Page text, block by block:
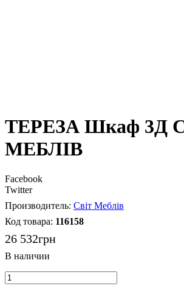
ТЕРЕЗА Шкаф 3Д
МЕБЛІВ
Facebook
Twitter
Світ Меблів
116158
26 532грн